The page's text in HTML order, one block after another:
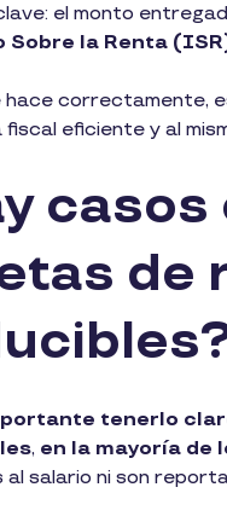
el monto
Sobre la Renta
hace correctamente,
eficiente y al
de
tenerlo
, en la mayoría de
salario ni son